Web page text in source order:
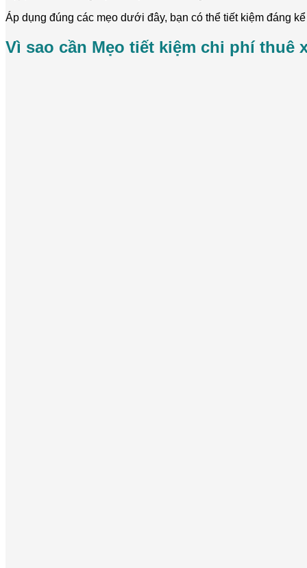
Áp dụng đúng các mẹo dưới đây, bạn có thể tiết kiệm đáng
Vì sao cần Mẹo tiết kiệm chi phí thuê